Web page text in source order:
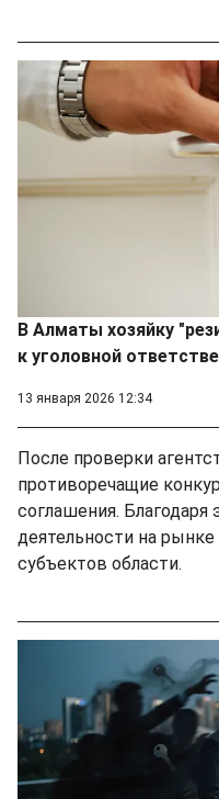
В Алматы хозяйку
к уголовной
13 января 2026 12:34
После проверки
противоречащие
соглашения. Благодаря
деятельности на рынке
субъектов области.